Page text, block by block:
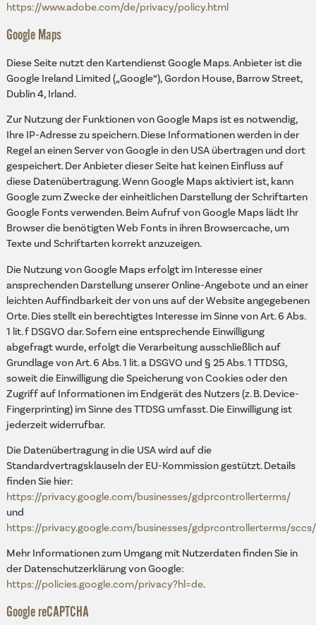
https://www.adobe.com/de/privacy/policy.html
Google Maps
Diese Seite nutzt den Kartendienst Google Maps. Anbieter ist die
Google Ireland Limited („Google“), Gordon House, Barrow Street,
Dublin 4, Irland.
Zur Nutzung der Funktionen von Google Maps ist es notwendig,
Ihre IP-Adresse zu speichern. Diese Informationen werden in der
Regel an einen Server von Google in den USA übertragen und dort
gespeichert. Der Anbieter dieser Seite hat keinen Einfluss auf
diese Datenübertragung. Wenn Google Maps aktiviert ist, kann
Google zum Zwecke der einheitlichen Darstellung der Schriftarten
Google Fonts verwenden. Beim Aufruf von Google Maps lädt Ihr
Browser die benötigten Web Fonts in ihren Browsercache, um
Texte und Schriftarten korrekt anzuzeigen.
Die Nutzung von Google Maps erfolgt im Interesse einer
ansprechenden Darstellung unserer Online-Angebote und an einer
leichten Auffindbarkeit der von uns auf der Website angegebenen
Orte. Dies stellt ein berechtigtes Interesse im Sinne von Art. 6 Abs.
1 lit. f DSGVO dar. Sofern eine entsprechende Einwilligung
abgefragt wurde, erfolgt die Verarbeitung ausschließlich auf
Grundlage von Art. 6 Abs. 1 lit. a DSGVO und § 25 Abs. 1 TTDSG,
soweit die Einwilligung die Speicherung von Cookies oder den
Zugriff auf Informationen im Endgerät des Nutzers (z. B. Device-
Fingerprinting) im Sinne des TTDSG umfasst. Die Einwilligung ist
jederzeit widerrufbar.
Die Datenübertragung in die USA wird auf die
Standardvertragsklauseln der EU-Kommission gestützt. Details
finden Sie hier:
https://privacy.google.com/businesses/gdprcontrollerterms/
und
https://privacy.google.com/businesses/gdprcontrollerterms/sccs/
Mehr Informationen zum Umgang mit Nutzerdaten finden Sie in
der Datenschutzerklärung von Google:
https://policies.google.com/privacy?hl=de.
Google reCAPTCHA